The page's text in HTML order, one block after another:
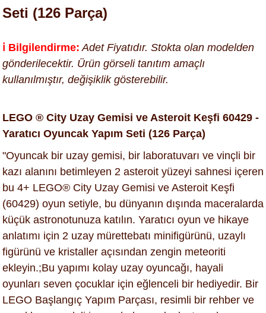
Seti (126 Parça)
ℹ️ Bilgilendirme: Adet Fiyatıdır. Stokta olan modelden
gönderilecektir. Ürün görseli tanıtım amaçlı
kullanılmıştır, değişiklik gösterebilir.
LEGO ® City Uzay Gemisi ve Asteroit Keşfi 60429 -
Yaratıcı Oyuncak Yapım Seti (126 Parça)
"Oyuncak bir uzay gemisi, bir laboratuvarı ve vinçli bir
kazı alanını betimleyen 2 asteroit yüzeyi sahnesi içeren
bu 4+ LEGO® City Uzay Gemisi ve Asteroit Keşfi
(60429) oyun setiyle, bu dünyanın dışında maceralarda
küçük astronotunuza katılın. Yaratıcı oyun ve hikaye
anlatımı için 2 uzay mürettebatı minifigürünü, uzaylı
figürünü ve kristaller açısından zengin meteoriti
ekleyin.;Bu yapımı kolay uzay oyuncağı, hayali
oyunları seven çocuklar için eğlenceli bir hediyedir. Bir
LEGO Başlangıç Yapım Parçası, resimli bir rehber ve